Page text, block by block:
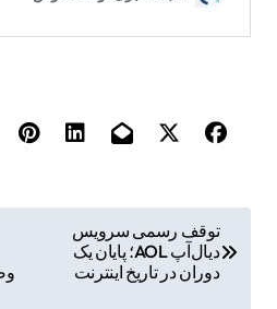
توقف رسمی سرویس
دیال‌آپ AOL؛ پایان یک
دوران در تاریخ اینترنت